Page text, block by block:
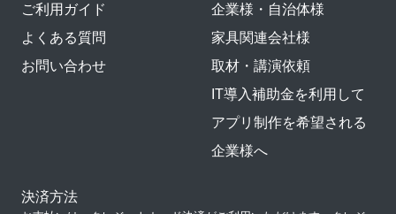
ご利用ガイド
よくある質問
お問い合わせ
企業様・自治体様
家具関連会社様
取材・講演依頼
IT導入補助金を利用して
アプリ制作を希望される
企業様へ
決済方法